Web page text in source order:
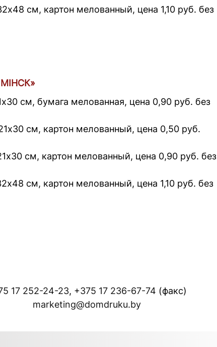
см, картон мелованный, цена 1,10 руб. без
см, бумага мелованная, цена 0,90 руб. без
см, картон мелованный, цена 0,50 руб.
см, картон мелованный, цена 0,90 руб. без
см, картон мелованный, цена 1,10 руб. без
17 252-24-23, +375 17 236-67-74 (факс)
marketing@domdruku.by